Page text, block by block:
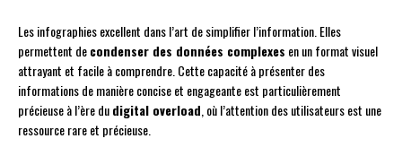
Les infographies excellent dans l’art de simplifier l’information. Elles
permettent decondenser des données complexes en un format visuel
attrayant et facile à comprendre. Cette capacité à présenter des
informations de manière concise et engageante est particulièrement
précieuse à l’ère dudigital overload , où l’attention des utilisateurs est une
ressource rare et précieuse.